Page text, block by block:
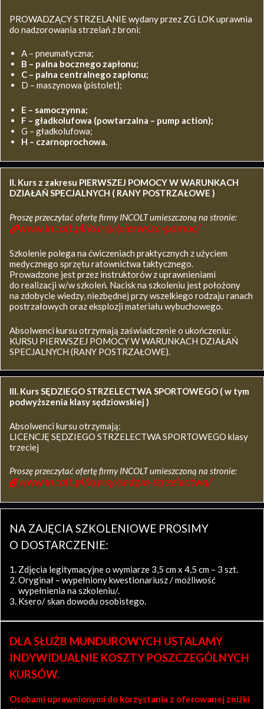
PROWADZĄCY STRZELANIE wydany przez ZG LOK uprawnia
do nadzorowania strzelań z broni:
A – pneumatyczna;
B – palna bocznego zapłonu;
C – palna centralnego zapłonu;
D – maszynowa (pistolet);
E – samoczynna;
F – gładkolufowa (powtarzalna – pump action);
G – gładkolufowa;
H – czarnoprochowa.
II. Kurs z zakresu PIERWSZEJ POMOCY W WARUNKACH
DZIAŁAŃ SPECJALNYCH ( RANY POSTRZAŁOWE )
Proszę przeczytać ofertę firmy INCOLT umieszczoną na stronie:
www.incolt.pl/kursy/pierwsza-pomoc/
Szkolenie polega na ćwiczeniach praktycznych z użyciem
medycznego sprzętu ratownictwa taktycznego.
Prowadzone jest przez instruktorów z uprawnieniami
do realizacji w/w szkoleń. Nacisk na szkoleniu jest położony
na zdobycie wiedzy, niezbędnej przy wszelkiego rodzaju ranach
postrzałowych oraz eksplozji materiału wybuchowego.
Absolwenci kursu otrzymają zaświadczenie o ukończeniu:
KURSU PIERWSZEJ POMOCY W WARUNKACH DZIAŁAŃ
SPECJALNYCH (RANY POSTRZAŁOWE).
III. Kurs SĘDZIEGO STRZELECTWA SPORTOWEGO ( w tym
podwyższenia klasy sędziowskiej )
Absolwenci kursu otrzymają:
LICENCJĘ SĘDZIEGO STRZELECTWA SPORTOWEGO klasy
trzeciej
Proszę przeczytać ofertę firmy INCOLT umieszczoną na stronie:
www.incolt.pl/kursy/sedzia-strzelectwa/
NA ZAJĘCIA SZKOLENIOWE PROSIMY
O DOSTARCZENIE:
Zdjęcia legitymacyjne o wymiarze 3,5 cm x 4,5 cm – 3 szt.
Oryginał – wypełniony kwestionariusz / możliwość
wypełnienia na szkoleniu/.
Ksero/ skan dowodu osobistego.
DLA SŁUŻB MUNDUROWYCH USTALAMY
INDYWIDUALNIE KOSZTY POSZCZEGÓLNYCH
KURSÓW.
Osobami uprawnionymi do korzystania z oferowanej zniżki